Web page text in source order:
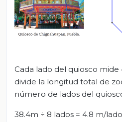
Cada lado del quiosco mide
divide la longitud total de
número de lados del
38.4m ÷ 8 lados = 4.8 m/lado